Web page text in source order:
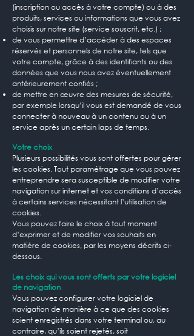
(inscription ou accès à votre compte) ou à des
produits, services ou informations que vous avez
choisis sur notre site (service souscrit, etc.) ;
de vous permettre d’accéder à des espaces
réservés et personnels de notre site, tels que
votre compte, grâce à des identifiants ou des
données que vous nous avez éventuellement
antérieurement confiés ;
de mettre en œuvre des mesures de sécurité,
par exemple lorsqu’il vous est demandé de vous
connecter à nouveau à un contenu ou à un
service après un certain laps de temps.
Votre choix
Plusieurs possibilités vous sont offertes pour gérer
les cookies. Tout paramétrage que vous pouvez
entreprendre sera susceptible de modifier votre
navigation sur internet et vos conditions d’accès
à certains services nécessitant l’utilisation de
cookies.
Vous pouvez faire le choix à tout moment
d’exprimer et de modifier vos souhaits en
matière de cookies, par les moyens décrits ci-
dessous.
Les choix qui vous sont offerts par votre logiciel
de navigation
Vous pouvez configurer votre logiciel de
navigation de manière à ce que des cookies
soient enregistrés dans votre terminal ou, au
contraire, qu’ils soient rejetés, soit